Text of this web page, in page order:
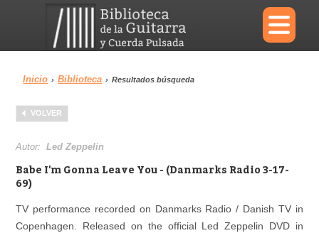
×
Menu
Biblioteca
Inicio › Biblioteca › Resultados búsqueda
VOLVER
Autor:Led Zeppelin
Babe I'm Gonna Leave You - (Danmarks Radio 3-17-
69)
TV performance recorded on Danmarks Radio / Danish TV in
Copenhagen. Released on the official Led Zeppelin DVD in